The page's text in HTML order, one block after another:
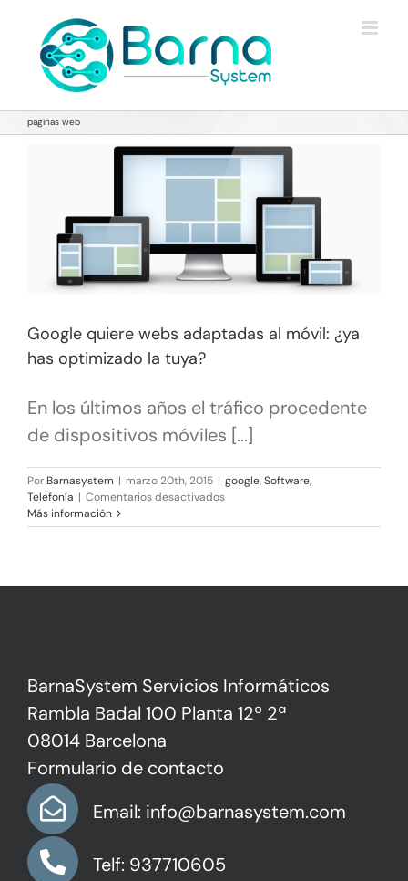
contenido
paginas web
Google quiere webs adaptadas al móvil: ¿ya
has optimizado la tuya?
En los últimos años el tráfico procedente
de dispositivos móviles [...]
Por Barnasystem | marzo 20th, 2015 | google,Software,
Telefonía | Comentarios desactivadosen
quiere
tuya?
Más información
BarnaSystem Servicios Informáticos
Rambla Badal 100 Planta 12º 2ª
08014 Barcelona
Formulario de contacto
Email: info@barnasystem.com
Telf: 937710605